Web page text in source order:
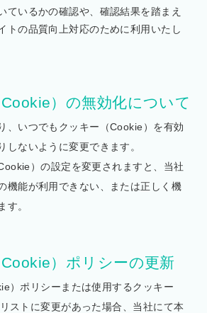
ているかの確認や、確認結果を踏まえ
トの品質向上対応のために利用いたし
）の無効化について
、いつでもクッキー（Cookie）を有効
しないように変更できます。
）の設定を変更されますと、当社
機能が利用できない、または正しく機
す。
）ポリシーの更新
）ポリシーまたは使用するクッキー
ストに変更があった場合、当社にて本